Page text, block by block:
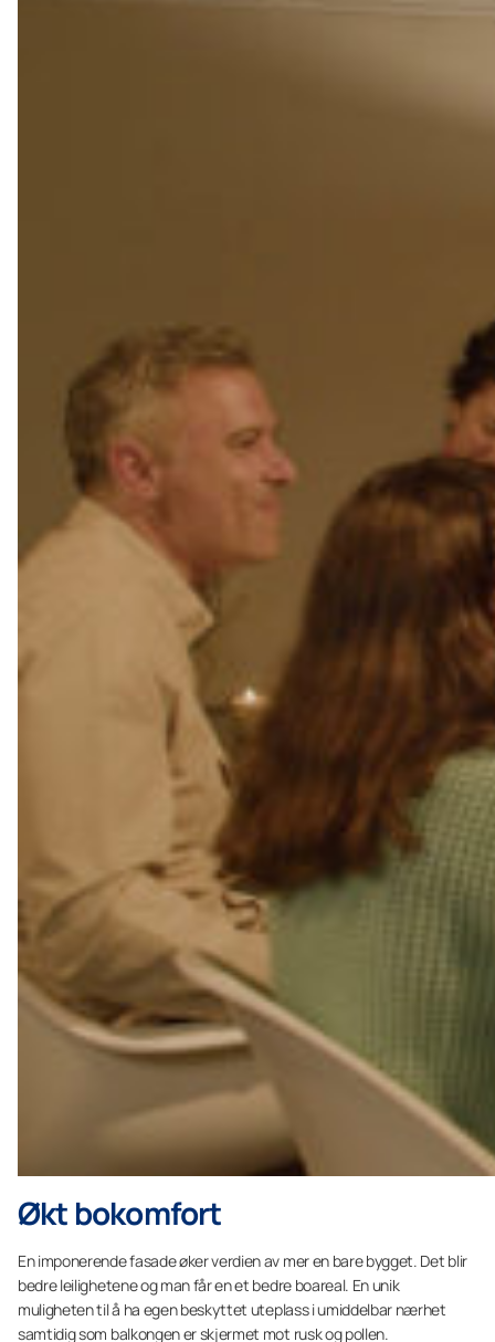
Økt bokomfort
En imponerende fasade øker verdien av mer en bare bygget. Det blir
bedre leilighetene og man får en et bedre boareal. En unik
muligheten til å ha egen beskyttet uteplass i umiddelbar nærhet
samtidig som balkongen er skjermet mot rusk og pollen.